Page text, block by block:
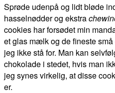
Sprøde udenpå og lidt bløde
hasselnødder og ekstra
cookies har forsødet min
et glas mælk og de fineste
jeg ikke stå for. Man kan
chokolade i stedet, hvis man
jeg synes virkelig, at disse
er.